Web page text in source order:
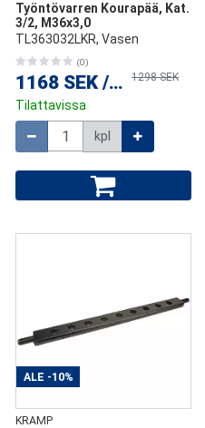
Työntövarren Kourapää, Kat.
3/2, M36x3,0
TL363032LKR, Vasen
(0)
1168 SEK / kpl1298 SEK
Tilattavissa
kpl
ALE -10%
KRAMP